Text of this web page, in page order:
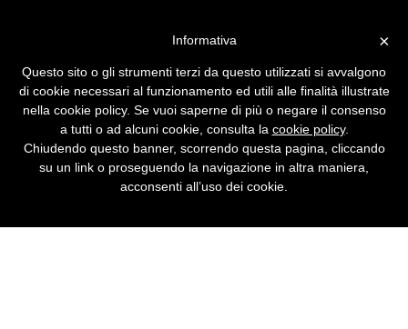
100 trucchi per Windows 7 e Windows 8
×
Informativa
Questo sito o gli strumenti terzi da questo utilizzati si avvalgono
di cookie necessari al funzionamento ed utili alle finalità illustrate
nella cookie policy. Se vuoi saperne di più o negare il consenso
a tutti o ad alcuni cookie, consulta la cookie policy.
Chiudendo questo banner, scorrendo questa pagina, cliccando
su un link o proseguendo la navigazione in altra maniera,
acconsenti all’uso dei cookie.